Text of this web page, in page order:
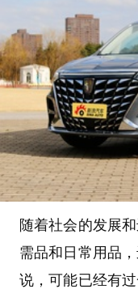
随着社会的发展
需品和日常用品
说，可能已经有